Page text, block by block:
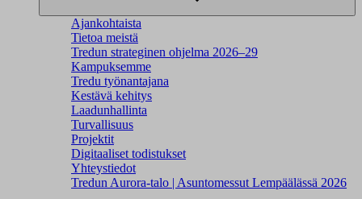
Ajankohtaista
Tietoa meistä
Tredun strateginen ohjelma 2026–29
Kampuksemme
Tredu työnantajana
Kestävä kehitys
Laadunhallinta
Turvallisuus
Projektit
Digitaaliset todistukset
Yhteystiedot
Tredun Aurora-talo | Asuntomessut Lempäälässä 2026